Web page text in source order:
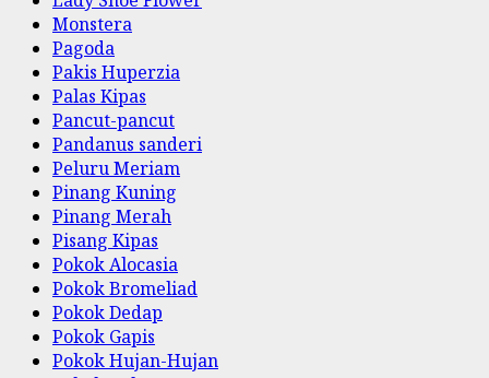
Monstera
Pagoda
Pakis Huperzia
Palas Kipas
Pancut-pancut
Pandanus sanderi
Peluru Meriam
Pinang Kuning
Pinang Merah
Pisang Kipas
Pokok Alocasia
Pokok Bromeliad
Pokok Dedap
Pokok Gapis
Pokok Hujan-Hujan